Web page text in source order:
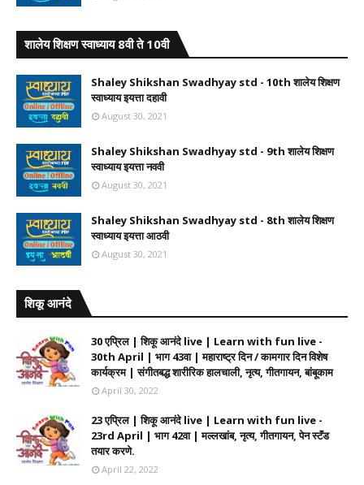
शालेय शिक्षण स्वाध्याय 8वी ते 10वी
Shaley Shikshan Swadhyay std - 10th शालेय शिक्षण
स्वाध्याय इयत्ता दहावी
August 30, 2021
Shaley Shikshan Swadhyay std - 9th शालेय शिक्षण
स्वाध्याय इयत्ता नववी
August 30, 2021
Shaley Shikshan Swadhyay std - 8th शालेय शिक्षण
स्वाध्याय इयत्ता आठवी
August 30, 2021
शिकू आनंदे
30 एप्रिल | शिकू आनंदे live | Learn with fun live -
30th April | भाग 43वा | महाराष्ट्र दिन / कामगार दिन विशेष
कार्यक्रम | संगीतबद्ध शारीरिक हालचाली, नृत्य, गीतगायन, बांबूकाम
April 30, 2022
23 एप्रिल | शिकू आनंदे live | Learn with fun live -
23rd April | भाग 42वा | मल्लखांब, नृत्य, गीतगायन, पेन स्टॅंड
तयार करणे.
April 22, 2022